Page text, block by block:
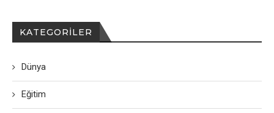
KATEGORILER
Dünya
Eğitim